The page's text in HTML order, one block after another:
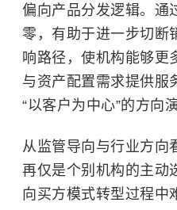
偏向产品分发逻辑。通
零，有助于进一步切断
响路径，使机构能够更
与资产配置需求提供服
“以客户为中心”的方向演
从监管导向与行业方向
再仅是个别机构的主动
向买方模式转型过程中